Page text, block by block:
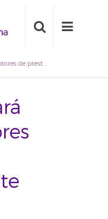
launchTF contará con tres mentores de prestigio nacional durante esta semana